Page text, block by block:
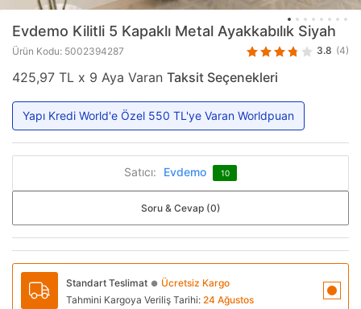
Evdemo Kilitli 5 Kapaklı Metal Ayakkabılık Siyah
Ürün Kodu: 5002394287 3.8 (4)
425,97 TL x 9 Aya Varan Taksit Seçenekleri
Yapı Kredi World'e Özel 550 TL'ye Varan Worldpuan
Satıcı: Evdemo 10
Soru & Cevap (0)
Standart Teslimat ● Ücretsiz Kargo
Tahmini Kargoya Veriliş Tarihi: 24 Ağustos